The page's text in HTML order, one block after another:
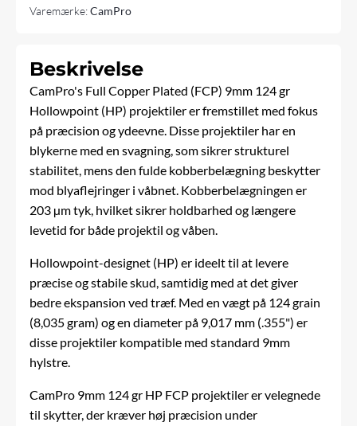
Varemærke:CamPro
Beskrivelse
CamPro's Full Copper Plated (FCP) 9mm 124 gr
Hollowpoint (HP) projektiler er fremstillet med fokus
på præcision og ydeevne. Disse projektiler har en
blykerne med en svagning, som sikrer strukturel
stabilitet, mens den fulde kobberbelægning beskytter
mod blyaflejringer i våbnet. Kobberbelægningen er
203 µm tyk, hvilket sikrer holdbarhed og længere
levetid for både projektil og våben.
Hollowpoint-designet (HP) er ideelt til at levere
præcise og stabile skud, samtidig med at det giver
bedre ekspansion ved træf. Med en vægt på 124 grain
(8,035 gram) og en diameter på 9,017 mm (.355") er
disse projektiler kompatible med standard 9mm
hylstre.
CamPro 9mm 124 gr HP FCP projektiler er velegnede
til skytter, der kræver høj præcision under